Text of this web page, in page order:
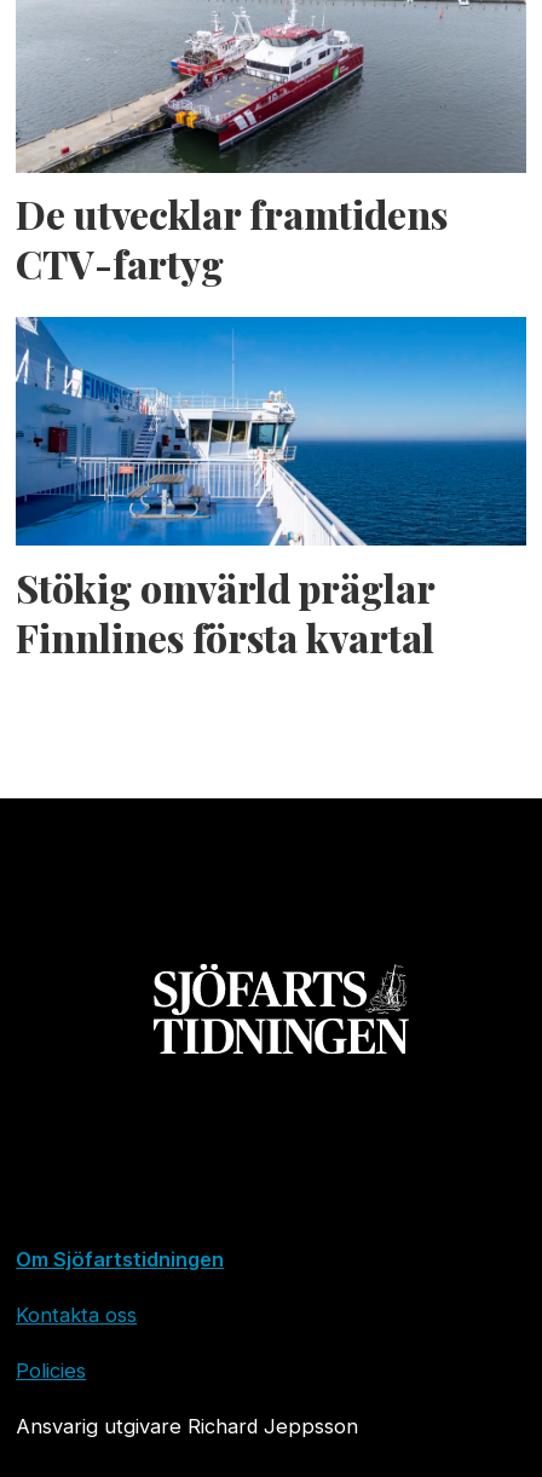
De utvecklar framtidens
CTV-fartyg
Stökig omvärld präglar
Finnlines första kvartal
Om Sjöfartstidningen
Kontakta oss
Policies
Ansvarig utgivare Richard Jeppsson